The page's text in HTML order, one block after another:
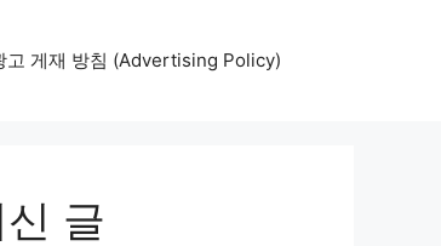
고 게재 방침 (Advertising Policy)
신 글